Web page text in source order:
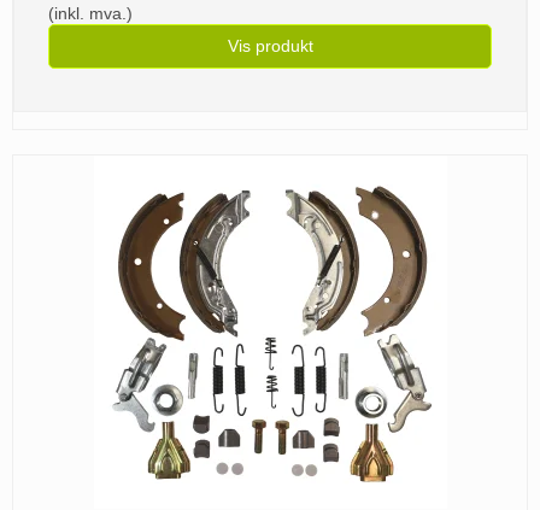
(inkl. mva.)
Vis produkt